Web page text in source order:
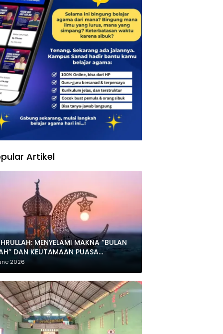
Artikel
MENYELAMI MAKNA “BULAN
DAN KEUTAMAAN PUASA
2026